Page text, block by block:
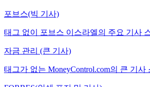
포브스(빅 기사)
태그 없이 포브스 이스라엘의 주요 기사
자금 관리 (큰 기사)
태그가 없는 MoneyControl.com의 큰 기사